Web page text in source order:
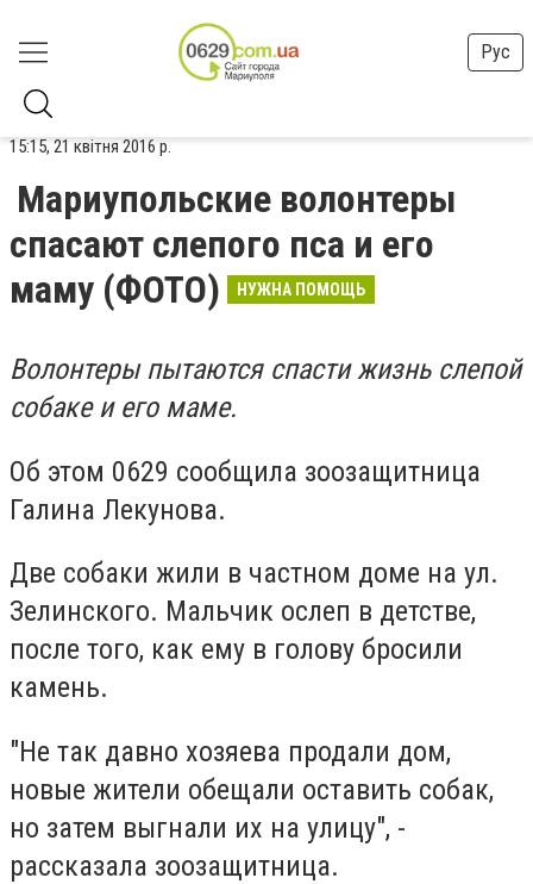
Рус
15:15, 21 квітня 2016 р.
Мариупольские волонтеры
спасают слепого пса и его
маму (ФОТО)
НУЖНА ПОМОЩЬ
Волонтеры пытаются спасти жизнь слепой
собаке и его маме.
Об этом 0629 сообщила зоозащитница
Галина Лекунова.
Две собаки жили в частном доме на ул.
Зелинского. Мальчик ослеп в детстве,
после того, как ему в голову бросили
камень.
"Не так давно хозяева продали дом,
новые жители обещали оставить собак,
но затем выгнали их на улицу", -
рассказала зоозащитница.